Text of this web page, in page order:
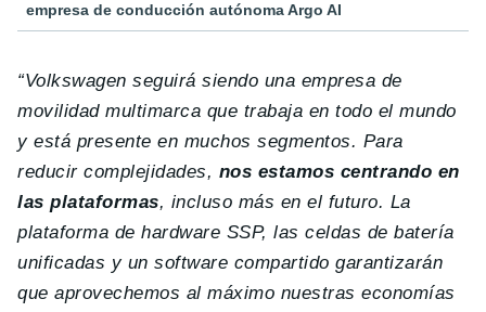
empresa de conducción autónoma Argo AI
“Volkswagen seguirá siendo una empresa de
movilidad multimarca que trabaja en todo el mundo
y está presente en muchos segmentos. Para
reducir complejidades, nos estamos centrando en
las plataformas, incluso más en el futuro. La
plataforma de hardware SSP, las celdas de batería
unificadas y un software compartido garantizarán
que aprovechemos al máximo nuestras economías